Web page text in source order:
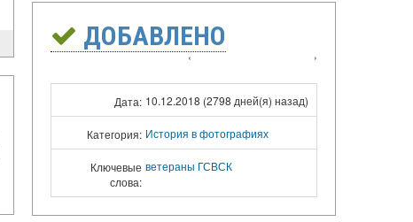
ДОБАВЛЕНО
‹ ›
Дата: 10.12.2018 (2798 дней(я) назад)
Категория: История в фотографиях
Ключевые
слова:
ветераны ГСВСК